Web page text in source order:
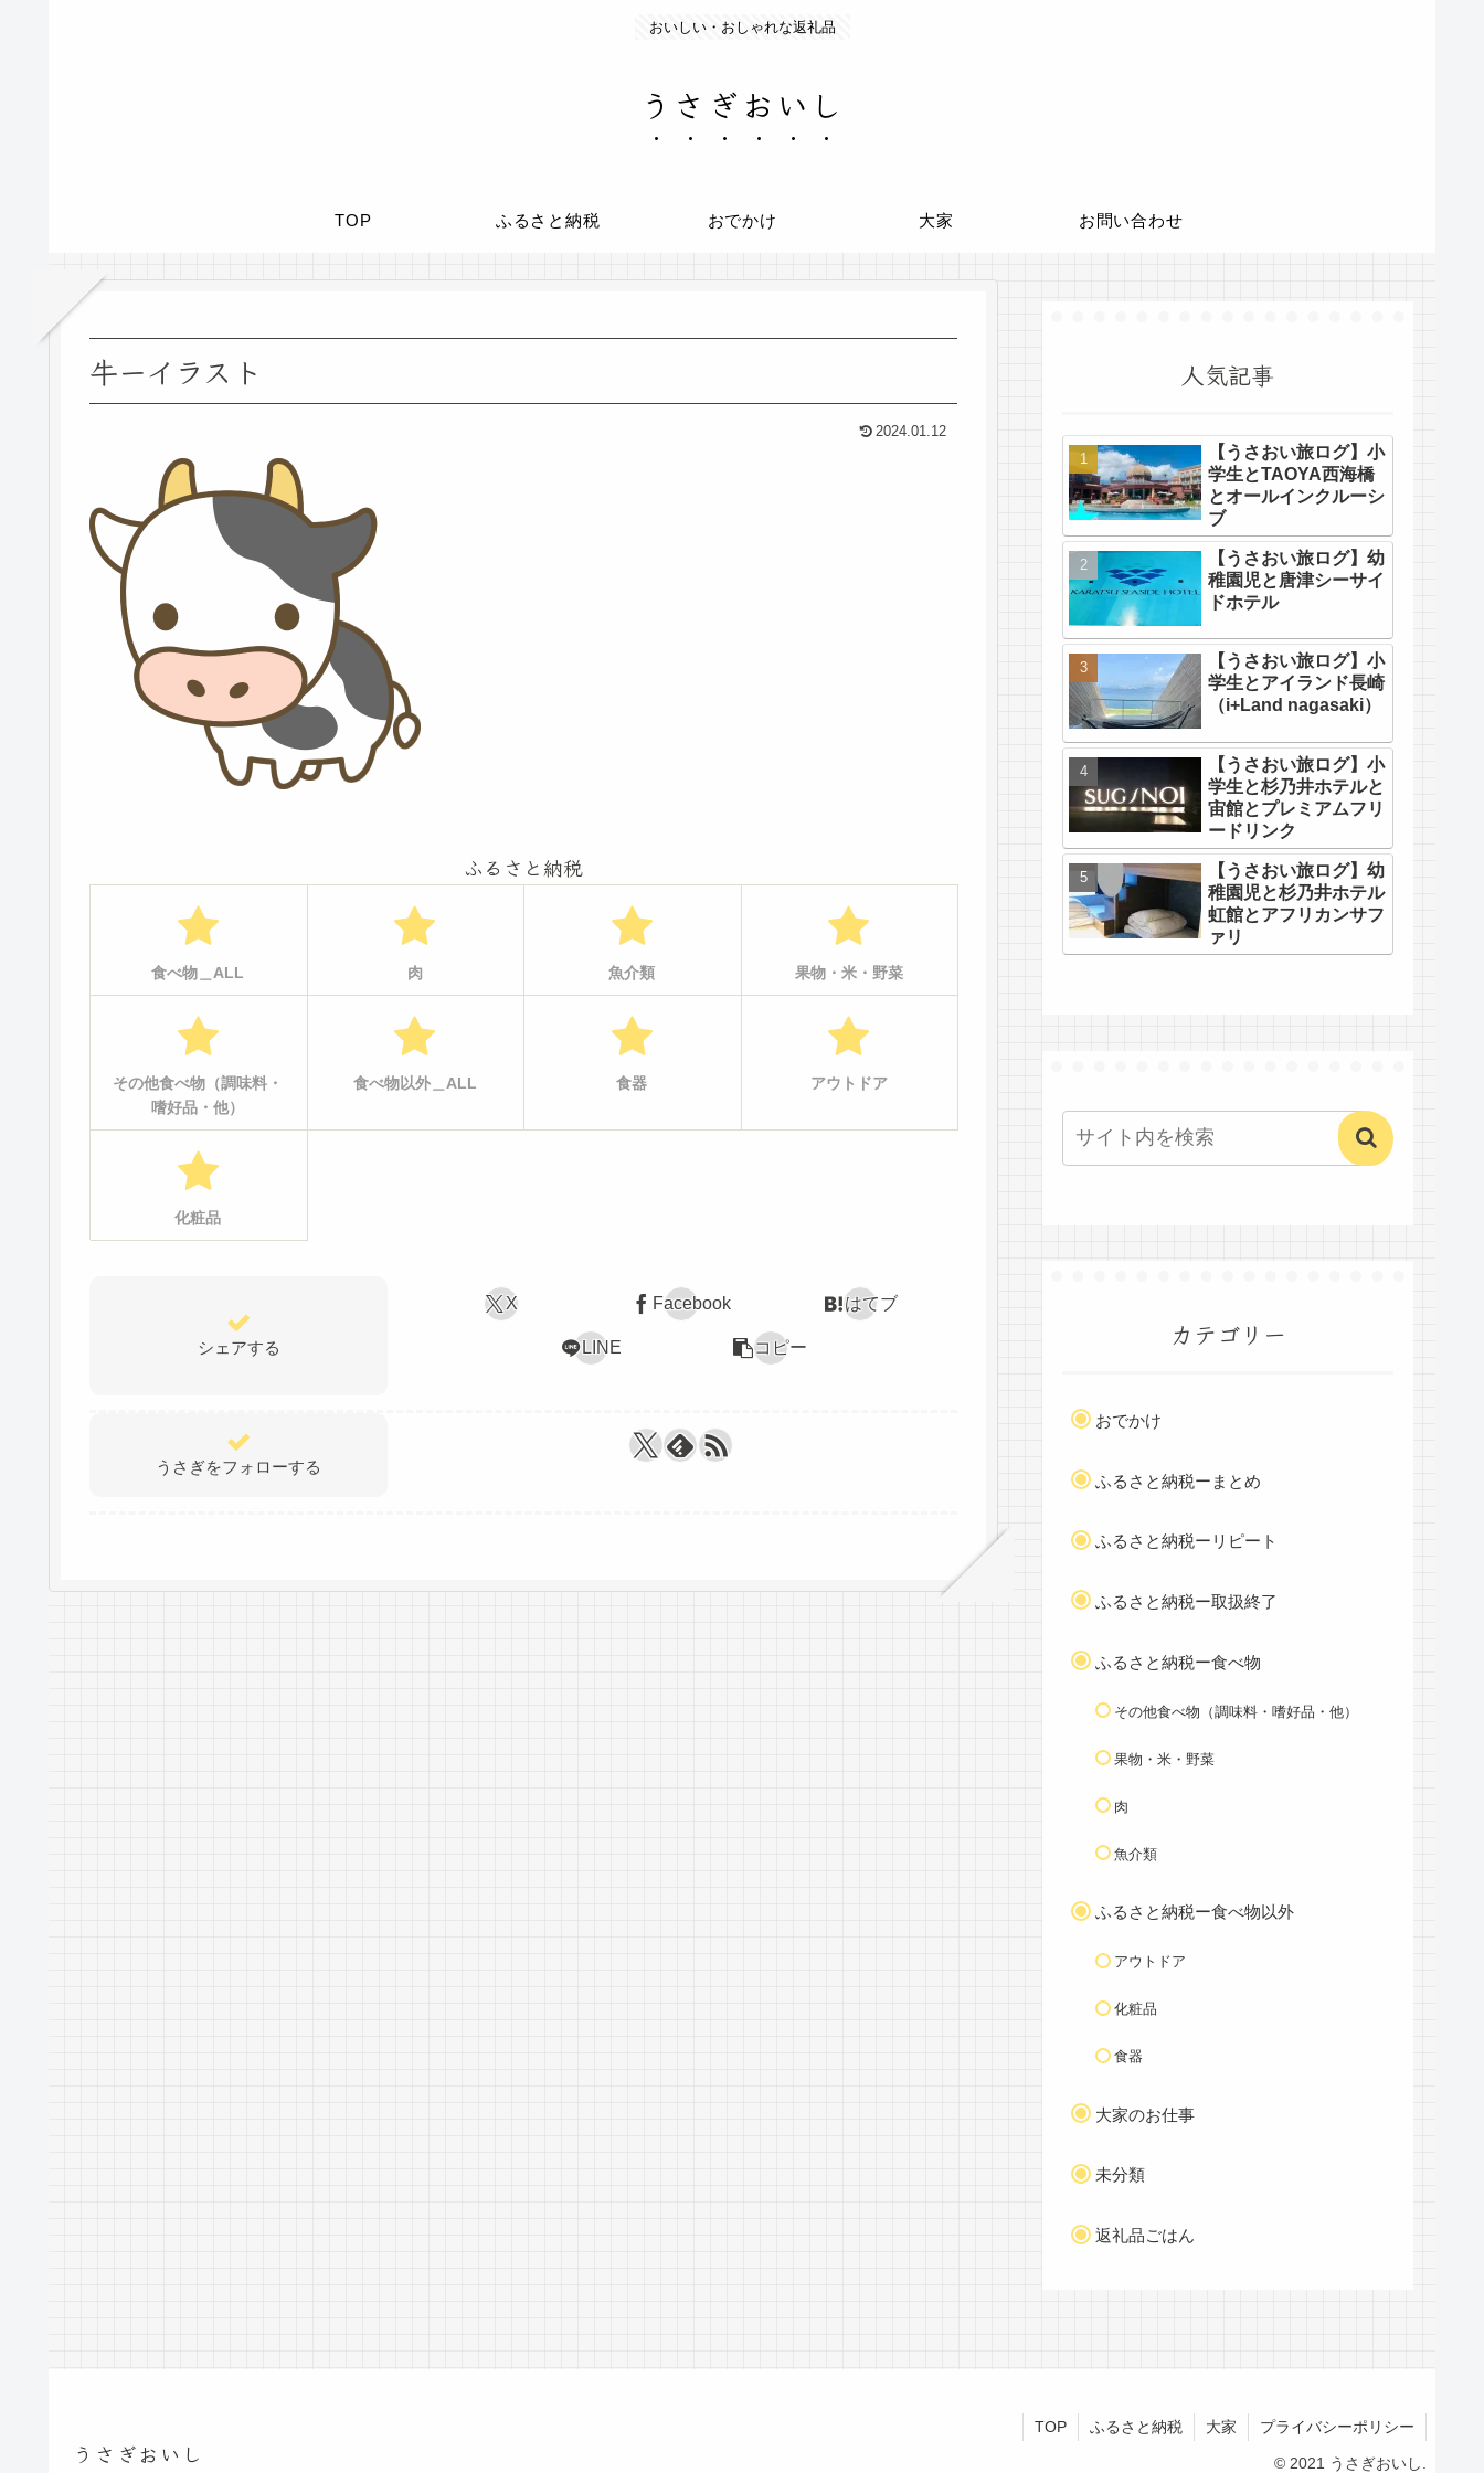
おいしい・おしゃれな返礼品
うさぎおいし
TOP ふるさと納税 おでかけ 大家 お問い合わせ
牛ーイラスト
2024.01.12
ふるさと納税
食べ物＿ALL 肉 魚介類 果物・米・野菜
その他食べ物（調味料・
嗜好品・他）
食べ物以外＿ALL 食器 アウトドア
化粧品
シェアする
X Facebook はてブ
LINE コピー
うさぎをフォローする
人気記事
【うさおい旅ログ】小
学生とTAOYA西海橋
とオールインクルーシ
ブ
【うさおい旅ログ】幼
稚園児と唐津シーサイ
ドホテル
【うさおい旅ログ】小
学生とアイランド長崎
（i+Land nagasaki）
【うさおい旅ログ】小
学生と杉乃井ホテルと
宙館とプレミアムフリ
ードリンク
【うさおい旅ログ】幼
稚園児と杉乃井ホテル
虹館とアフリカンサフ
ァリ
カテゴリー
おでかけ
ふるさと納税ーまとめ
ふるさと納税ーリピート
ふるさと納税ー取扱終了
ふるさと納税ー食べ物
その他食べ物（調味料・嗜好品・他）
果物・米・野菜
肉
魚介類
ふるさと納税ー食べ物以外
アウトドア
化粧品
食器
大家のお仕事
未分類
返礼品ごはん
うさぎおいし
TOP ふるさと納税 大家 プライバシーポリシー
© 2021 うさぎおいし.